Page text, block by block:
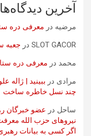
آخرین دیدگاه‌ها
مرضیه در معرفی دره
SLOT GACOR در جعبه
محمد در معرفی دره
مرادی در ببینید | ژاله
چند نسل خاطره ساخت
ساحل در عضو خبرگان
نیروهای حزب الله
اگر کسی به بیانات